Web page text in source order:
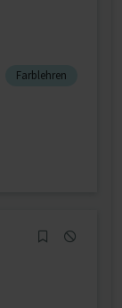
Farblehren